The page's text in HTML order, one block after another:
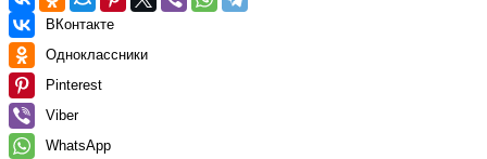
ВКонтакте
Одноклассники
Pinterest
Viber
WhatsApp